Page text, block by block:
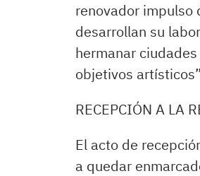
renovador impulso
desarrollan su
hermanar
objetivos
RECEPCIÓN A LA
El acto de
a quedar